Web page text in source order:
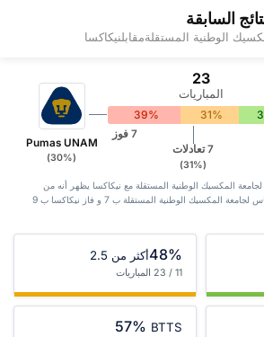
الوطنية المستقلةمقابلنيكاكسا
Pumas UNAM
(30%)
23
المباريات
31%
39%
7 فوز
7 تعادلات
(31%)
المكسيك الوطنية المستقلة مع نيكاكسا يظهر أنه من
بين 23 ‏مقابلة، فاز فريق بوماس لجامعة المكسيك الوطنية المستقلة ب 7 و فاز نيكاكسا ب 9
48%أكثر من 2.5
11 / 23 المباريات
57% BTTS